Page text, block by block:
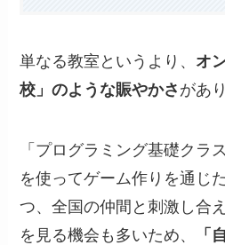
単なる教室というより、 オ
校」のような賑やかさ があ
「プログラミング基礎クラ
を使ってゲーム作りを通じ
つ、全国の仲間と刺激し合
を見る機会も多いため、
「